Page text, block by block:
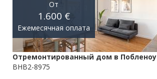
От
1.600 €
Ежемесячная оплата
Отремонтированный дом в Побленоу
BHB2-8975